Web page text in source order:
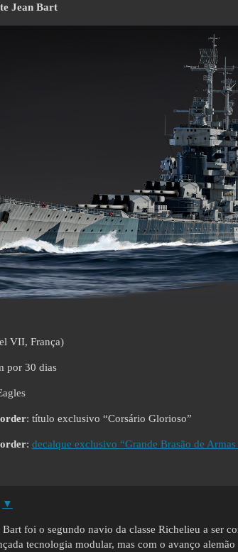
Jean Bart
VII, França)
por 30 dias
: título exclusivo “Corsário Glorioso”
: decalque exclusivo “Grande Brasão de Armas
▼
Bart foi o segundo navio da classe Richelieu a ser
tecnologia modular, mas com o avanço